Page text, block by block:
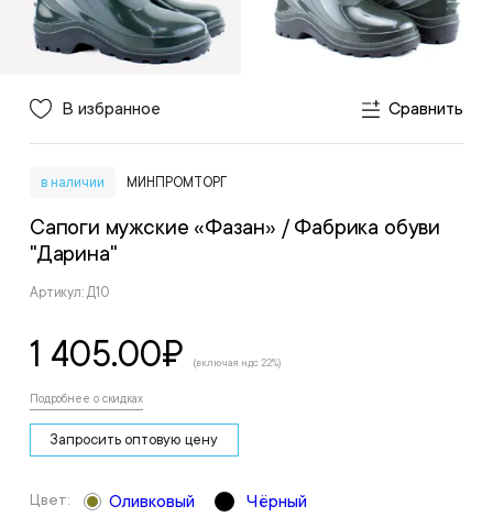
В избранное Сравнить
в наличии МИНПРОМТОРГ
Сапоги мужские «Фазан» / Фабрика обуви
"Дарина"
Артикул: Д10
1 405.00₽ (включая ндс 22%)
Подробнее о скидках
Запросить оптовую цену
Цвет: Оливковый Чёрный